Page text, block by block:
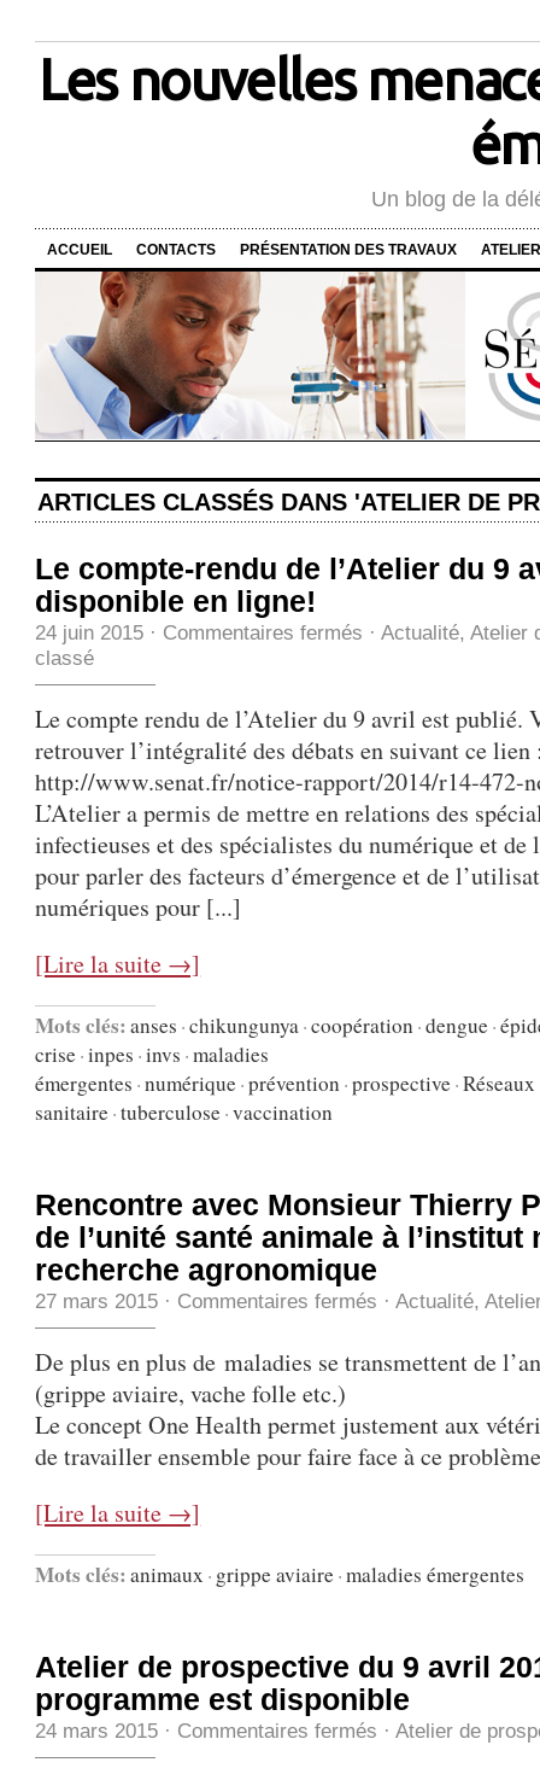
Les nouvelles
Un blog de la
ACCUEIL CONTACTS PRÉSENTATION DES TRAVAUX
ARTICLES CLASSÉS DANS 'ATELIER DE
Le compte-rendu de l’Atelier du 9
disponible en ligne!
24 juin 2015 · Commentaires fermés ·Actualité,Atelier
classé
Le compte rendu de l’Atelier du 9 avril est publié.
retrouver l’intégralité des débats en suivant ce lien
http://www.senat.fr/notice-rapport/2014/r14-472-
L’Atelier a permis de mettre en relations des
infectieuses et des spécialistes du numérique et
pour parler des facteurs d’émergence et de
numériques pour [...]
[Lire la suite →]
Mots clés:anses ·chikungunya·coopération ·dengue ·
crise ·inpes ·invs ·maladies
émergentes ·numérique ·prévention ·prospective ·
sanitaire ·tuberculose ·vaccination
Rencontre avec Monsieur Thierry
de l’unité santé animale à l’institut
recherche agronomique
27 mars 2015 · Commentaires fermés ·Actualité,
De plus en plus de maladies se transmettent de
(grippe aviaire, vache folle etc.)
Le concept One Health permet justement aux
de travailler ensemble pour faire face à ce
[Lire la suite →]
Mots clés:animaux · grippe aviaire ·maladies émergentes
Atelier de prospective du 9 avril
programme est disponible
24 mars 2015 · Commentaires fermés ·Atelier de